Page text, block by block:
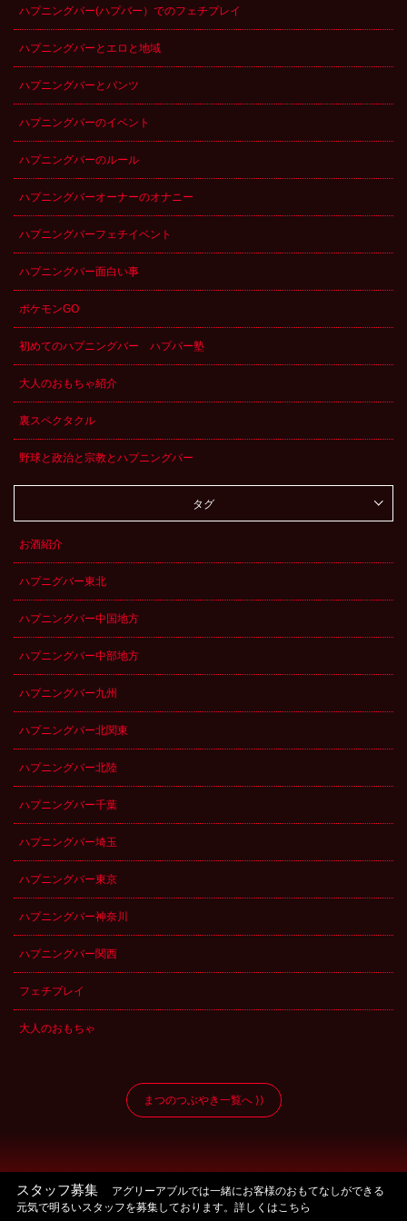
ハプニングバー(ハプバー）でのフェチプレイ
ハプニングバーとエロと地域
ハプニングバーとパンツ
ハプニングバーのイベント
ハプニングバーのルール
ハプニングバーオーナーのオナニー
ハプニングバーフェチイベント
ハプニングバー面白い事
ポケモンGO
初めてのハプニングバー ハプバー塾
大人のおもちゃ紹介
裏スペクタクル
野球と政治と宗教とハプニングバー
タグ
お酒紹介
ハプニグバー東北
ハプニングバー中国地方
ハプニングバー中部地方
ハプニングバー九州
ハプニングバー北関東
ハプニングバー北陸
ハプニングバー千葉
ハプニングバー埼玉
ハプニングバー東京
ハプニングバー神奈川
ハプニングバー関西
フェチプレイ
大人のおもちゃ
まつのつぶやき一覧へ
スタッフ募集
アグリーアブルでは一緒にお客様のおもてなしができる
元気で明るいスタッフを募集しております。詳しくはこちら